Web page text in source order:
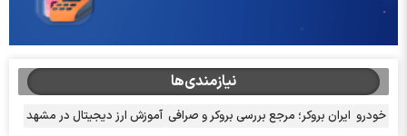
نیازمندی‌ها
خودرو ایران بروکر؛ مرجع بررسی بروکر و صرافی آموزش ارز دیجیتال در مشهد